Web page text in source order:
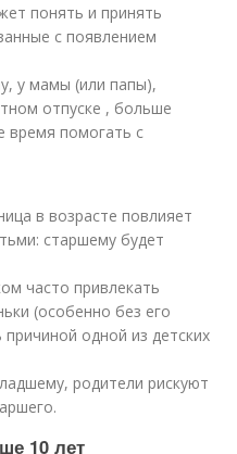
понять и принять
с появлением
у мамы (или папы),
отпуске , больше
время помогать с
в возрасте повлияет
старшему будет
часто привлекать
(особенно без его
одной из детских
родители рискуют
10 лет